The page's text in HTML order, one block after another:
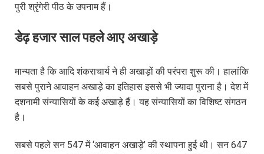
पुरी श्रृंगेरी पीठ के उपनाम हैं।
डेढ़ हजार साल पहले आए अखाड़े
मान्यता है कि आदि शंकराचार्य ने ही अखाड़ों की परंपरा शुरू की। हालांकि
सबसे पुराने आवाहन अखाड़े का इतिहास इससे भी ज्यादा पुराना है। देश में
दशनामी संन्यासियों के कई अखाड़े हैं। यह संन्यासियों का विशिष्ट संगठन
है।
सबसे पहले सन 547 में ‘आवाहन अखाड़े’ की स्थापना हुई थी। सन 647